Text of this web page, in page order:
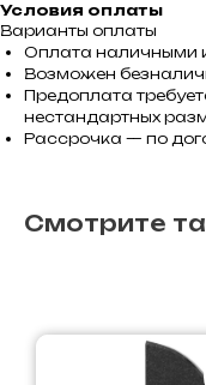
Условия оплаты
Варианты оплаты
Оплата наличными
Возможен
Предоплата
нестандартных
Рассрочка — по
Смотрите